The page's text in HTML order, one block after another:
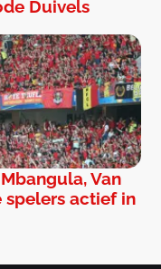
Duivels
Van
spelers actief in